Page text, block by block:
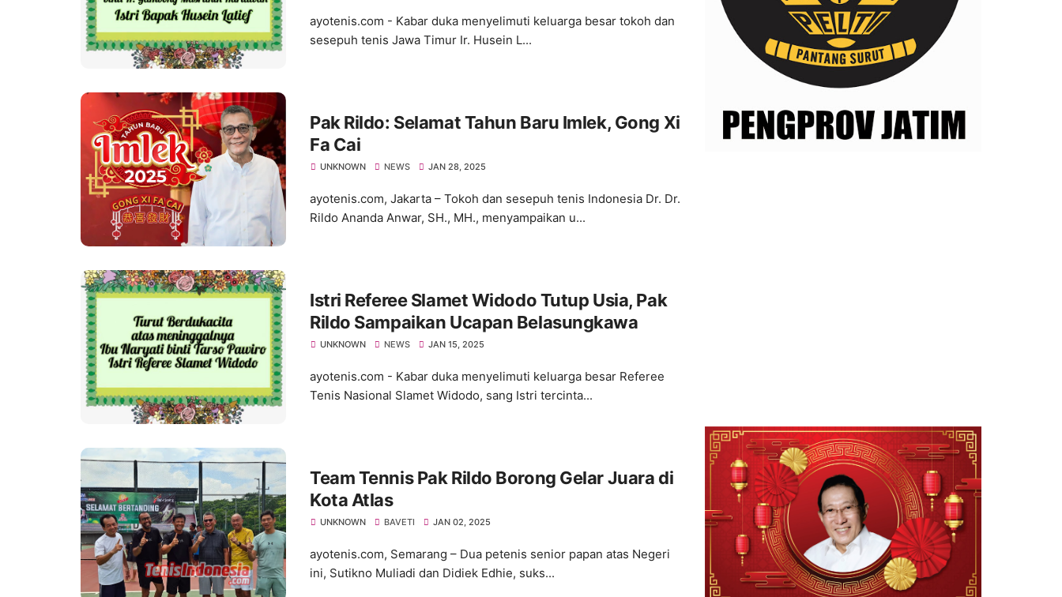
ayotenis.com - Kabar duka menyelimuti keluarga besar tokoh dan
sesepuh tenis Jawa Timur Ir. Husein L...
Pak Rildo: Selamat Tahun Baru Imlek, Gong Xi
Fa Cai
UNKNOWN NEWS JAN 28, 2025
ayotenis.com, Jakarta – Tokoh dan sesepuh tenis Indonesia Dr. Dr.
Rildo Ananda Anwar, SH., MH., menyampaikan u...
Istri Referee Slamet Widodo Tutup Usia, Pak
Rildo Sampaikan Ucapan Belasungkawa
UNKNOWN NEWS JAN 15, 2025
ayotenis.com - Kabar duka menyelimuti keluarga besar Referee
Tenis Nasional Slamet Widodo, sang Istri tercinta...
Team Tennis Pak Rildo Borong Gelar Juara di
Kota Atlas
UNKNOWN BAVETI JAN 02, 2025
ayotenis.com, Semarang – Dua petenis senior papan atas Negeri
ini, Sutikno Muliadi dan Didiek Edhie, suks...